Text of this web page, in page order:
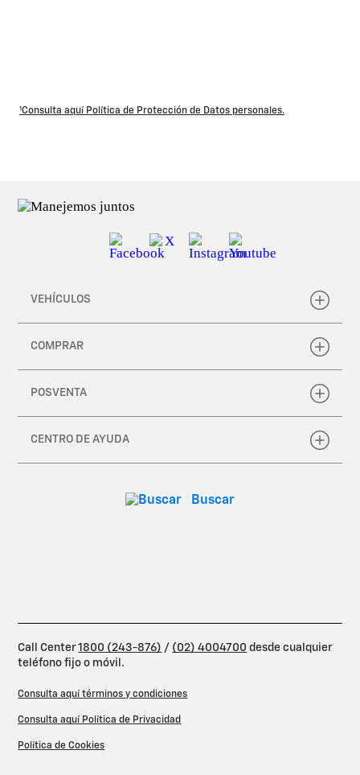
¹Consulta aquí Política de Protección de Datos personales.